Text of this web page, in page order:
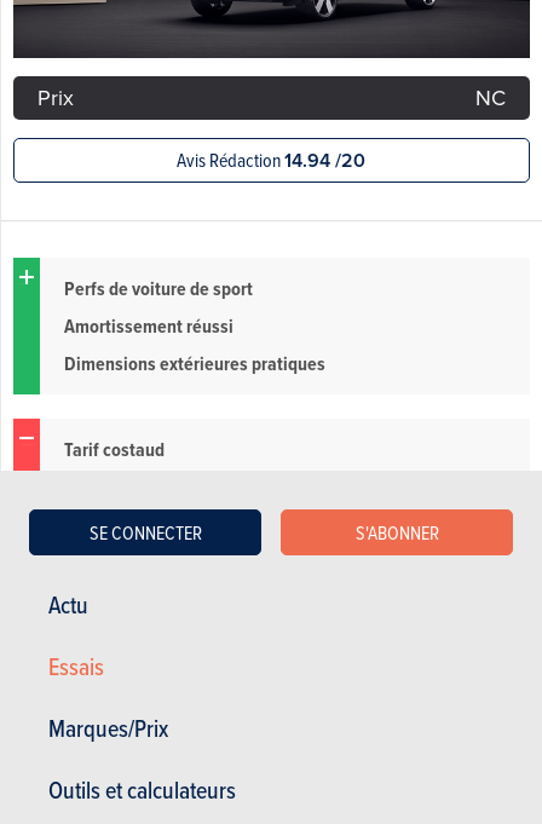
Actu
Essais
Marques/Prix
Outils et calculateurs
SE CONNECTER S'ABONNER
Prix NC
Avis Rédaction14.94 /20
Perfs de voiture de sport
Amortissement réussi
Dimensions extérieures pratiques
Tarif costaud
Google Android obligatoire
Fiche technique Volvo EX40 Twin Motor
Perfomance Plus Dark
Emission de CO
0 à 100 km/h
1000m départ arrêté